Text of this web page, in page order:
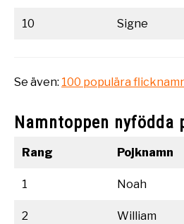
10 Signe
Se även: 100 populära
Namntoppen nyfödda
Rang Pojknamn
1 Noah
2 William